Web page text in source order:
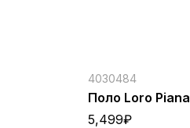
4030484
Поло Loro Piana
5,499₽